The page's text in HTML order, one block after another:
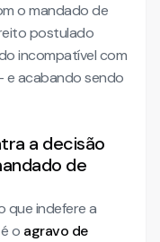
o mandado de
postulado
incompatível com
e acabando sendo
a decisão
de
que indefere a
o agravo de